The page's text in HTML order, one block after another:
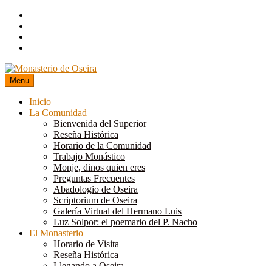
Skip
content
Menu
Inicio
La Comunidad
Bienvenida del Superior
Reseña Histórica
Horario de la Comunidad
Trabajo Monástico
Monje, dinos quien eres
Preguntas Frecuentes
Abadologio de Oseira
Scriptorium de Oseira
Galería Virtual del Hermano Luis
Luz Solpor: el poemario del P. Nacho
El Monasterio
Horario de Visita
Reseña Histórica